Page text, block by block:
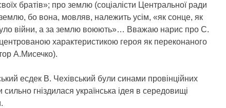
братів»; про землю (соціалісти Центральної ради
бо вона, мовляв, належить усім, «як сонце, як
війни, а за землю воюють»… Вважаю нарис про С.
характеристикою героя як переконаного
А.Мисечко).
есдек В. Чехівський були синами провінційних
гніздилася українська ідея в середовищі